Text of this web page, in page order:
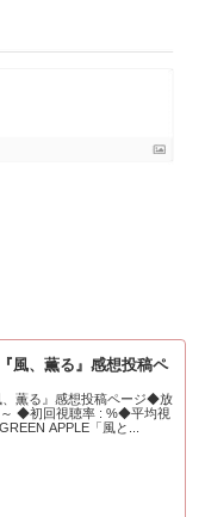
風、薫る』感想投稿ペ
、薫る』感想投稿ページ◆放
～ ◆初回視聴率 : %◆平均視
APPLE「風と...